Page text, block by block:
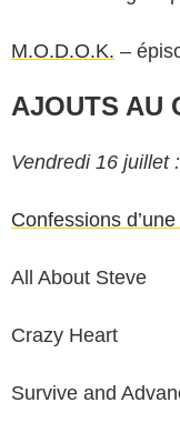
M.O.D.O.K. –
AJOUTS AU
Vendredi 16 juillet :
Confessions
All About Steve
Crazy Heart
Survive and